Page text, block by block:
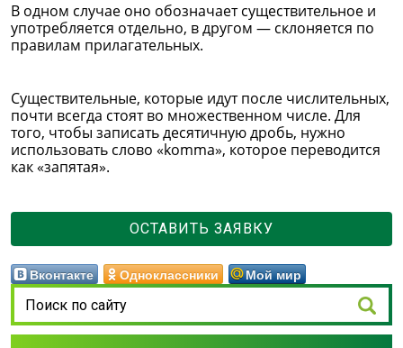
В одном случае оно обозначает существительное и
употребляется отдельно, в другом — склоняется по
правилам прилагательных.
Существительные, которые идут после числительных,
почти всегда стоят во множественном числе. Для
того, чтобы записать десятичную дробь, нужно
использовать слово «komma», которое переводится
как «запятая».
ОСТАВИТЬ ЗАЯВКУ
Вконтакте Одноклассники Мой мир